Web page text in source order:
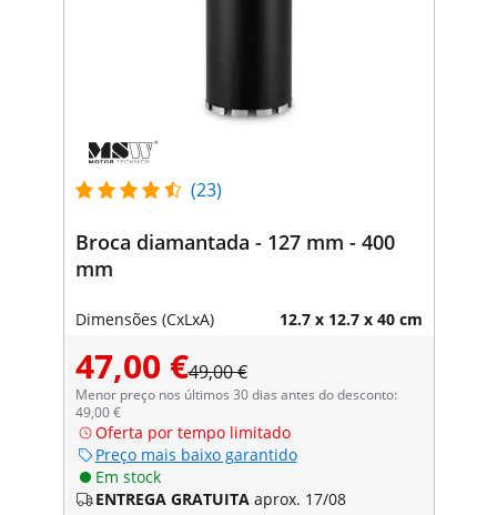
(23)
Broca diamantada - 127 mm - 400
mm
Dimensões (CxLxA) 12.7 x 12.7 x 40 cm
47,00 €49,00 €
Menor preço nos últimos 30 dias antes do desconto:
49,00 €
Oferta por tempo limitado
Preço mais baixo garantido
Em stock
ENTREGA GRATUITA aprox. 17/08